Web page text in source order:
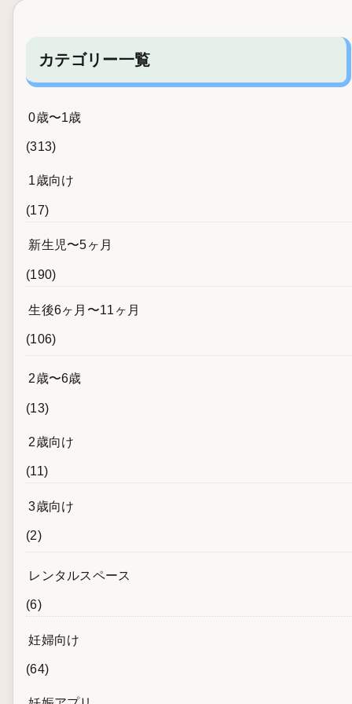
カテゴリー一覧
0歳〜1歳
(313)
1歳向け
(17)
新生児〜5ヶ月
(190)
生後6ヶ月〜11ヶ月
(106)
2歳〜6歳
(13)
2歳向け
(11)
3歳向け
(2)
レンタルスペース
(6)
妊婦向け
(64)